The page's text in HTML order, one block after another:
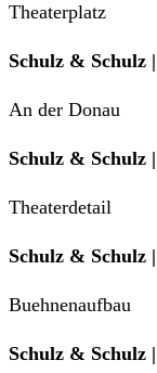
Theaterplatz
Schulz & Schulz
An der Donau
Schulz & Schulz
Theaterdetail
Schulz & Schulz
Buehnenaufbau
Schulz & Schulz